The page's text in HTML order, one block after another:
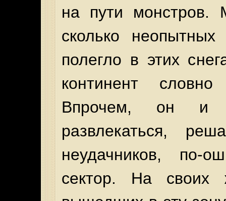
на пути монстров.
сколько
полегло в этих
континент
Впрочем, он и
развлекаться,
неудачников, по-
сектор. На своих